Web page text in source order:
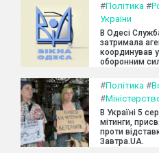
#Політика #
України
В Одесі
затримала
координував
оборонним
#Політика #
#
В Україні 5
мітинги,
проти
Завтра.UA.